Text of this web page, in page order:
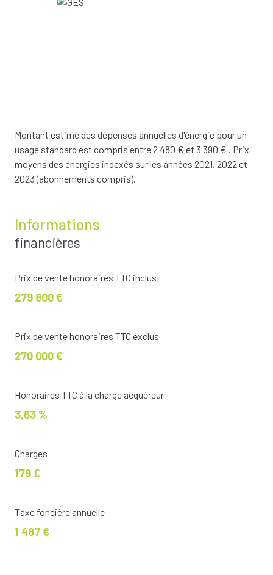
Montant estimé des dépenses annuelles d'énergie pour un
usage standard est compris entre 2 480 € et 3 390 € . Prix
moyens des énergies indexés sur les années 2021, 2022 et
2023 (abonnements compris).
Informations
financières
Prix de vente honoraires TTC inclus
279 800 €
Prix de vente honoraires TTC exclus
270 000 €
Honoraires TTC à la charge acquéreur
3,63 %
Charges
179 €
Taxe foncière annuelle
1 487 €